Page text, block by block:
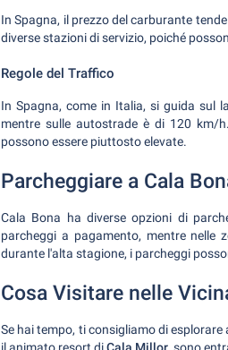
In Spagna, il prezzo del carburante
diverse stazioni di servizio, poiché
Regole del Traffico
In Spagna, come in Italia, si guida sul
mentre sulle autostrade è di 120 km/
possono essere piuttosto elevate.
Parcheggiare a Cala
Cala Bona ha diverse opzioni di
parcheggi a pagamento, mentre nelle
durante l'alta stagione, i parcheggi
Cosa Visitare nelle
Se hai tempo, ti consigliamo di